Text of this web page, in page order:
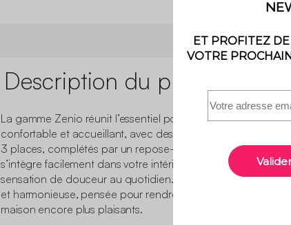
Description du produit
La gamme Zenio réunit l’essentiel pour créer un salon
confortable et accueillant, avec des canapés d’angle, 2 ou
3 places, complétés par un repose-pieds. Chaque pièce
s’intègre facilement dans votre intérieur et apporte une vraie
sensation de douceur au quotidien. Une collection simple
et harmonieuse, pensée pour rendre vos moments à la
maison encore plus plaisants.